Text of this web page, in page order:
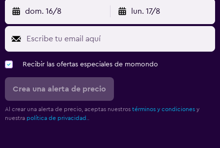
dom. 16/8 lun. 17/8
Recibir las ofertas especiales de momondo
Crea una alerta de precio
Al crear una alerta de precio, aceptas nuestros términos y condiciones y
nuestra política de privacidad.